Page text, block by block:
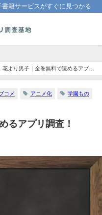
籍サービスがすぐに見つかる
花より男子｜全巻無料で読めるアプリ
コメ アニメ化 学園もの
るアプリ調査！